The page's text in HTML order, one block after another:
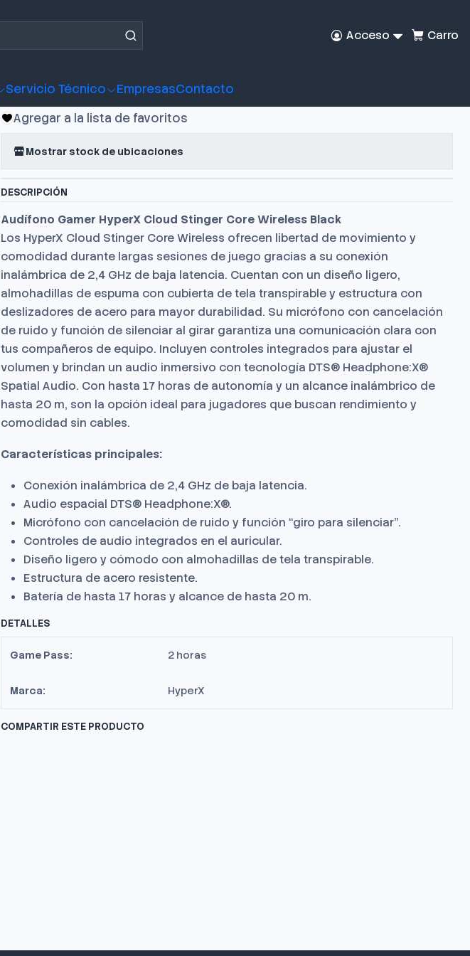
Acceso Carro
Servicio Técnico EmpresasContacto
Audífono Gamer HyperX Stinger
Core Wireless Black
Agregar a la lista de favoritos
Mostrar stock de ubicaciones
DESCRIPCIÓN
Audífono Gamer HyperX Cloud Stinger Core Wireless Black
Los HyperX Cloud Stinger Core Wireless ofrecen libertad de movimiento y
comodidad durante largas sesiones de juego gracias a su conexión
inalámbrica de 2,4 GHz de baja latencia. Cuentan con un diseño ligero,
almohadillas de espuma con cubierta de tela transpirable y estructura con
deslizadores de acero para mayor durabilidad. Su micrófono con cancelación
de ruido y función de silenciar al girar garantiza una comunicación clara con
tus compañeros de equipo. Incluyen controles integrados para ajustar el
volumen y brindan un audio inmersivo con tecnología DTS® Headphone:X®
Spatial Audio. Con hasta 17 horas de autonomía y un alcance inalámbrico de
hasta 20 m, son la opción ideal para jugadores que buscan rendimiento y
comodidad sin cables.
Características principales:
Conexión inalámbrica de 2,4 GHz de baja latencia.
Audio espacial DTS® Headphone:X®.
Micrófono con cancelación de ruido y función “giro para silenciar”.
Controles de audio integrados en el auricular.
Diseño ligero y cómodo con almohadillas de tela transpirable.
Estructura de acero resistente.
Batería de hasta 17 horas y alcance de hasta 20 m.
DETALLES
Game Pass: 2 horas
Marca: HyperX
COMPARTIR ESTE PRODUCTO